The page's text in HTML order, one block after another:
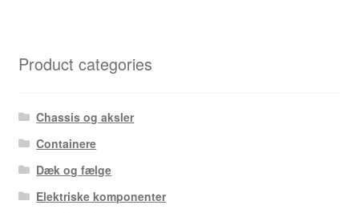
Product categories
Chassis og aksler
Containere
Dæk og fælge
Elektriske komponenter